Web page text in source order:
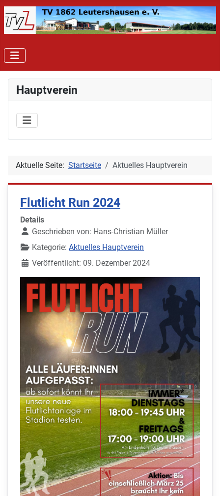
Hauptverein
Aktuelle Seite: Startseite Aktuelles Hauptverein
Flutlicht Run 2024
Details
Geschrieben von: Hans-Christian Müller
Kategorie: Aktuelles Hauptverein
Veröffentlicht: 09. Dezember 2024